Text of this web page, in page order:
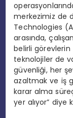
merkezimiz de
Technologies
arasında,
belirli
teknolojiler de
güvenliği, her
azaltmak ve iş
karar alma
yer alıyor” diye